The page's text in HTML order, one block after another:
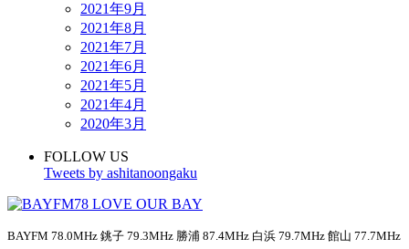
2021年9月
2021年8月
2021年7月
2021年6月
2021年5月
2021年4月
2020年3月
FOLLOW US
Tweets by ashitanoongaku
BAYFM 78.0MHz 銚子 79.3MHz 勝浦 87.4MHz 白浜 79.7MHz 館山 77.7MHz